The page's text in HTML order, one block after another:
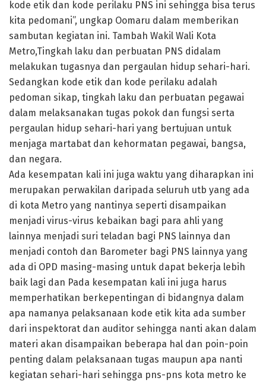
kode etik dan kode perilaku PNS ini sehingga bisa terus
kita pedomani”, ungkap Oomaru dalam memberikan
sambutan kegiatan ini. Tambah Wakil Wali Kota
Metro,Tingkah laku dan perbuatan PNS didalam
melakukan tugasnya dan pergaulan hidup sehari-hari.
Sedangkan kode etik dan kode perilaku adalah
pedoman sikap, tingkah laku dan perbuatan pegawai
dalam melaksanakan tugas pokok dan fungsi serta
pergaulan hidup sehari-hari yang bertujuan untuk
menjaga martabat dan kehormatan pegawai, bangsa,
dan negara.
Ada kesempatan kali ini juga waktu yang diharapkan ini
merupakan perwakilan daripada seluruh utb yang ada
di kota Metro yang nantinya seperti disampaikan
menjadi virus-virus kebaikan bagi para ahli yang
lainnya menjadi suri teladan bagi PNS lainnya dan
menjadi contoh dan Barometer bagi PNS lainnya yang
ada di OPD masing-masing untuk dapat bekerja lebih
baik lagi dan Pada kesempatan kali ini juga harus
memperhatikan berkepentingan di bidangnya dalam
apa namanya pelaksanaan kode etik kita ada sumber
dari inspektorat dan auditor sehingga nanti akan dalam
materi akan disampaikan beberapa hal dan poin-poin
penting dalam pelaksanaan tugas maupun apa nanti
kegiatan sehari-hari sehingga pns-pns kota metro ke